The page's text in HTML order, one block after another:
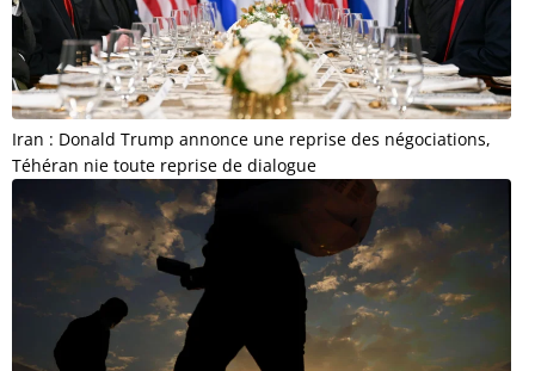
Iran : Donald Trump annonce une reprise des négociations,
Téhéran nie toute reprise de dialogue